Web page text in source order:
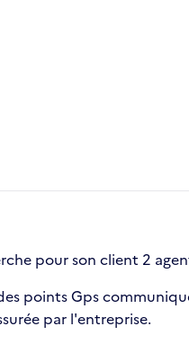
pour son client 2
points Gps
par l'entreprise.